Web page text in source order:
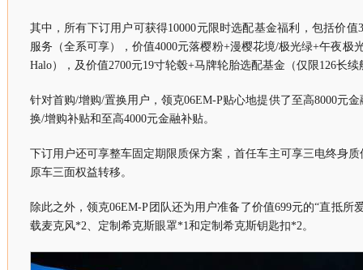
其中，所有下订用户可获得10000元限时选配基金福利，包括价值
服务（全系可享），价值4000元落樱粉+漫樱花境/极光绿+午夜极
Halo），及价值2700元19寸轮毂+马牌轮胎选配基金（仅限126长续
针对首购/增购/置换用户，领克06EM-P贴心地提供了至高8000元
换/增购补贴和至高4000元金融补贴。
下订用户还可享整车固定期限质保方案，首任车主可享三电终身
原车三面权益转移。
除此之外，领克06EM-P团队还为用户准备了价值699元的“直抵所
载麦克风*2、定制希克斯眼罩*1和定制希克斯钥匙扣*2。